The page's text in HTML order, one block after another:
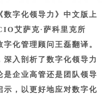
字化领导力》中文版上
艾萨克·萨科里克所
化管理顾问王磊翻译。
入剖析了数字化领导力
是企业高管还是团队领导
示，以更好地应对数字化